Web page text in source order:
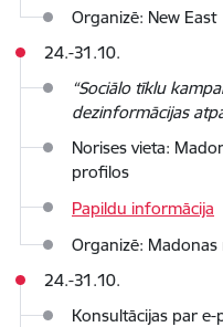
Organizē: New East
24.-31.10.
“Sociālo tīklu
dezinformācijas
Norises vieta:
profilos
Papildu informācija
Organizē:
24.-31.10.
Konsultācijas par